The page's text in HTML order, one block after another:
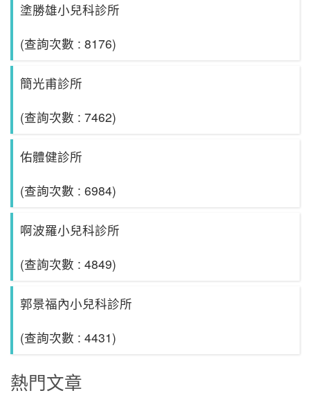
塗勝雄小兒科診所
(查詢次數 : 8176)
簡光甫診所
(查詢次數 : 7462)
佑體健診所
(查詢次數 : 6984)
啊波羅小兒科診所
(查詢次數 : 4849)
郭景福內小兒科診所
(查詢次數 : 4431)
熱門文章